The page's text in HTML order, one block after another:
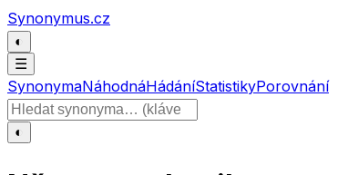
Přeskočit na obsah
Synonymus.cz
◐
☰
SynonymaNáhodnáHádáníStatistikyPorovnání
Hledat slovo
◐